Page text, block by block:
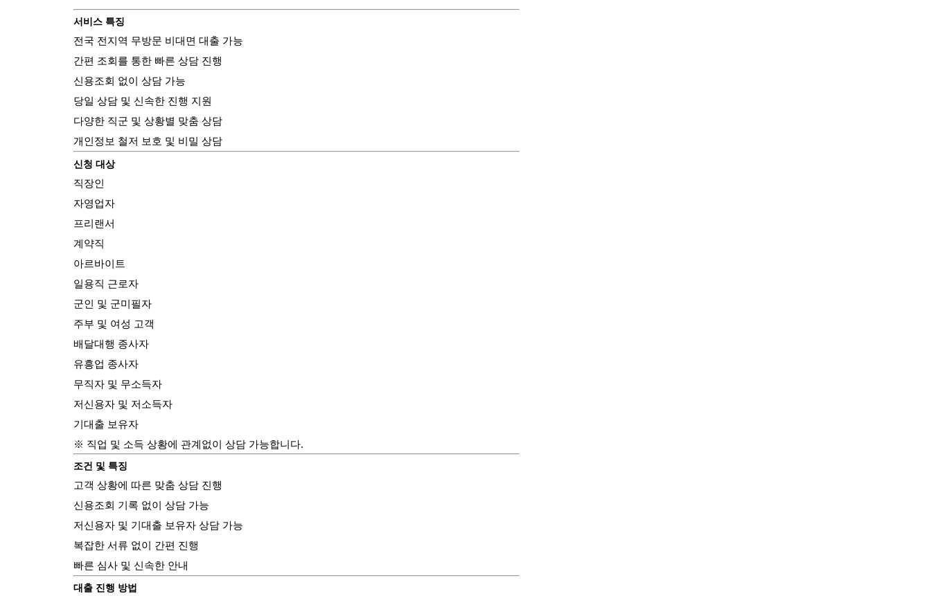
서비스 특징
전국 전지역 무방문 비대면 대출 가능
간편 조회를 통한 빠른 상담 진행
신용조회 없이 상담 가능
당일 상담 및 신속한 진행 지원
다양한 직군 및 상황별 맞춤 상담
개인정보 철저 보호 및 비밀 상담
신청 대상
직장인
자영업자
프리랜서
계약직
아르바이트
일용직 근로자
군인 및 군미필자
주부 및 여성 고객
배달대행 종사자
유흥업 종사자
무직자 및 무소득자
저신용자 및 저소득자
기대출 보유자
※ 직업 및 소득 상황에 관계없이 상담 가능합니다.
조건 및 특징
고객 상황에 따른 맞춤 상담 진행
신용조회 기록 없이 상담 가능
저신용자 및 기대출 보유자 상담 가능
복잡한 서류 없이 간편 진행
빠른 심사 및 신속한 안내
대출 진행 방법